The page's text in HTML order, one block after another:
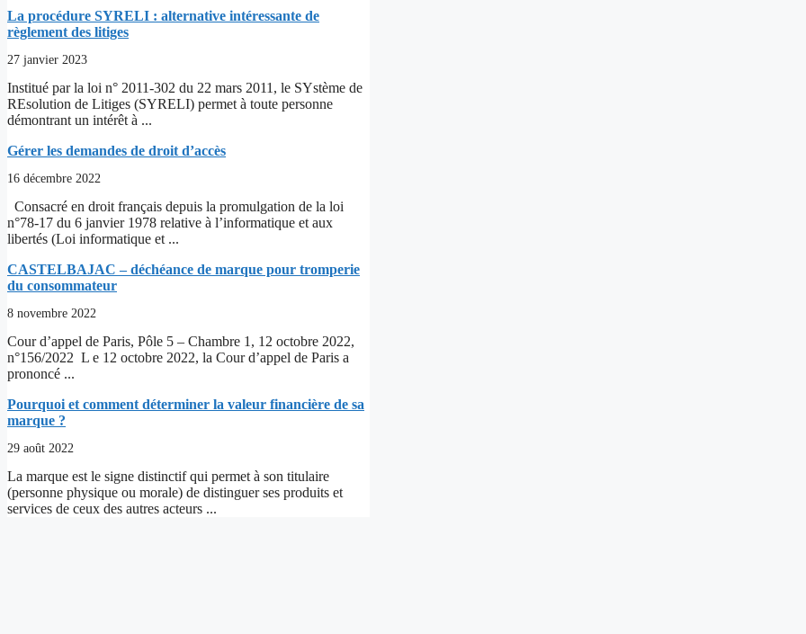
La procédure SYRELI : alternative intéressante de
règlement des litiges
27 janvier 2023
Institué par la loi n° 2011-302 du 22 mars 2011, le SYstème de
REsolution de Litiges (SYRELI) permet à toute personne
démontrant un intérêt à ...
Gérer les demandes de droit d’accès
16 décembre 2022
Consacré en droit français depuis la promulgation de la loi
n°78-17 du 6 janvier 1978 relative à l’informatique et aux
libertés (Loi informatique et ...
CASTELBAJAC – déchéance de marque pour tromperie
du consommateur
8 novembre 2022
Cour d’appel de Paris, Pôle 5 – Chambre 1, 12 octobre 2022,
n°156/2022 L e 12 octobre 2022, la Cour d’appel de Paris a
prononcé ...
Pourquoi et comment déterminer la valeur financière de sa
marque ?
29 août 2022
La marque est le signe distinctif qui permet à son titulaire
(personne physique ou morale) de distinguer ses produits et
services de ceux des autres acteurs ...